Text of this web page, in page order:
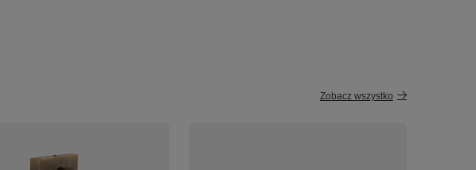
Zobacz wszystko